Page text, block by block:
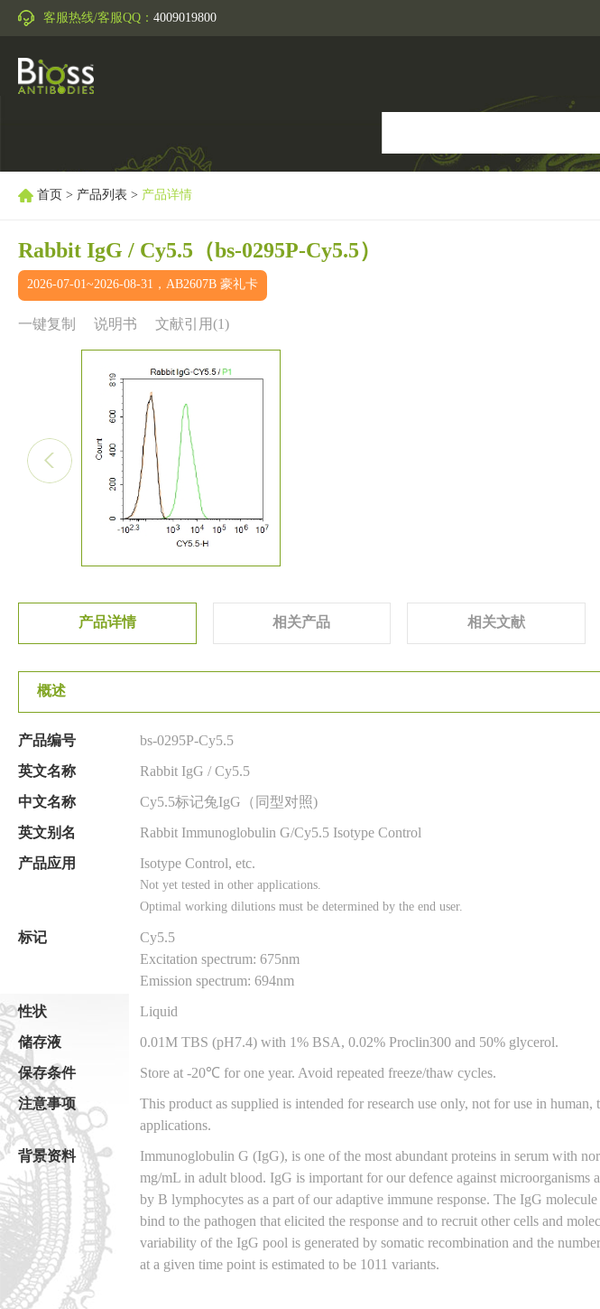
客服热线/客服QQ： 4009019800
首页 > 产品列表 > 产品详情
Rabbit IgG / Cy5.5 （bs-0295P-Cy5.5）
2026-07-01~2026-08-31，AB2607B 豪礼卡
一键复制 说明书 文献引用(1)
产品详情 相关产品 相关文献
概述
产品编号
bs-0295P-Cy5.5
英文名称
Rabbit IgG / Cy5.5
中文名称
Cy5.5标记兔IgG（同型对照)
英文别名
Rabbit Immunoglobulin G/Cy5.5 Isotype Control
产品应用
Isotype Control, etc.
Not yet tested in other applications.
Optimal working dilutions must be determined by the end user.
标记
Cy5.5
Excitation spectrum: 675nm
Emission spectrum: 694nm
性状
Liquid
储存液
0.01M TBS (pH7.4) with 1% BSA, 0.02% Proclin300 and 50% glycerol.
保存条件
Store at -20℃ for one year. Avoid repeated freeze/thaw cycles.
注意事项
This product as supplied is intended for research use only, not for use in human,
applications.
背景资料
Immunoglobulin G (IgG), is one of the most abundant proteins in serum with
mg/mL in adult blood. IgG is important for our defence against microorganisms
by B lymphocytes as a part of our adaptive immune response. The IgG
bind to the pathogen that elicited the response and to recruit other cells and
variability of the IgG pool is generated by somatic recombination and the
at a given time point is estimated to be 1011 variants.